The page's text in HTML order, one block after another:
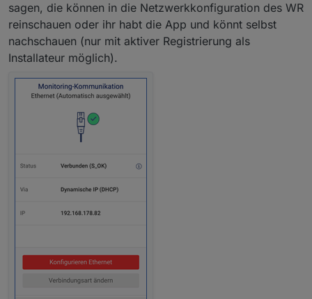
sagen, die können in die Netzwerkkonfiguration des WR
reinschauen oder ihr habt die App und könnt selbst
nachschauen (nur mit aktiver Registrierung als
Installateur möglich).